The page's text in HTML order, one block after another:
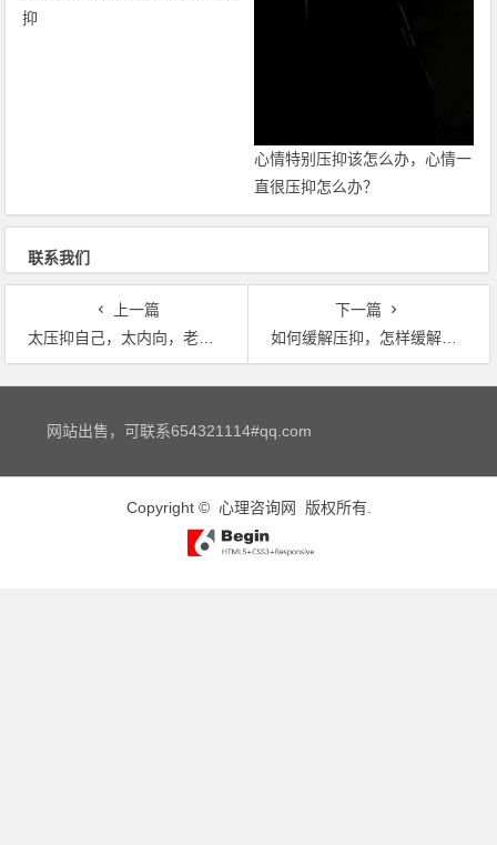
抑
心情特别压抑该怎么办，心情一
直很压抑怎么办？
联系我们
上一篇
太压抑自己，太内向，老是压抑自己怎么办？
下一篇
如何缓解压抑，怎样缓解心情压抑问题
文章导航
网站出售，可联系654321114#qq.com
Copyright © 心理咨询网 版权所有.